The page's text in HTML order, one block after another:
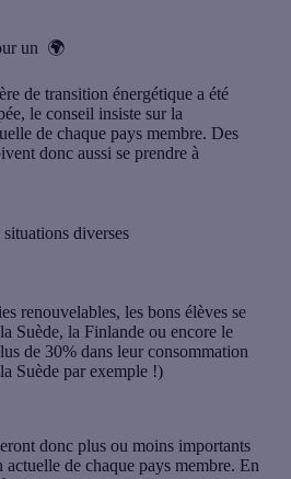
un 🌍
de transition énergétique a été
le conseil insiste sur la
de chaque pays membre. Des
donc aussi se prendre à
diverses
renouvelables, les bons élèves se
Suède, la Finlande ou encore le
de 30% dans leur consommation
Suède par exemple !)
donc plus ou moins importants
de chaque pays membre. En